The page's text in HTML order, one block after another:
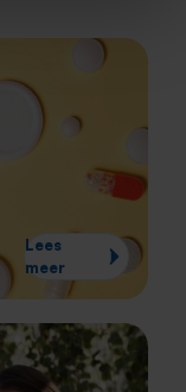
Lees
meer